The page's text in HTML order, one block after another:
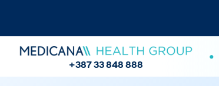
+387 33 848 888
•